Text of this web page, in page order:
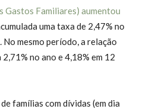
Gastos Familiares) aumentou
uma taxa de 2,47% no
No mesmo período, a relação
no ano e 4,18% em 12
famílias com dívidas (em dia